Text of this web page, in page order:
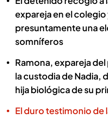
expareja en el
presuntamente una
somníferos
Ramona, expareja
la custodia de Nadia,
hija biológica de su
El duro testimonio de